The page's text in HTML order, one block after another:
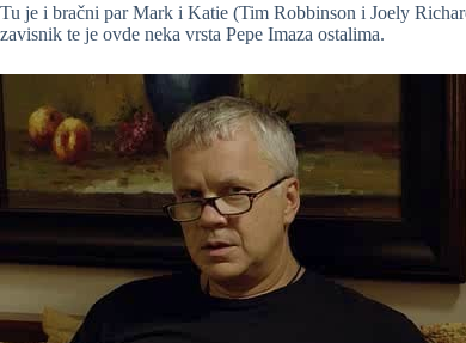
Tu je i bračni par Mark i Katie (Tim Robbinson i Joely
zavisnik te je ovde neka vrsta Pepe Imaza ostalima.